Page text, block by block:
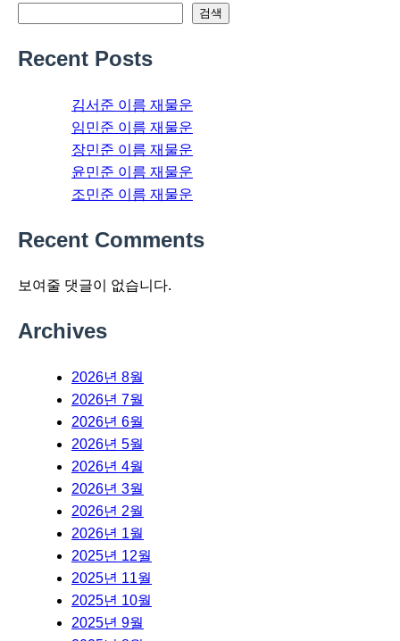
검색
Recent Posts
김서준 이름 재물운
임민준 이름 재물운
장민준 이름 재물운
윤민준 이름 재물운
조민준 이름 재물운
Recent Comments
보여줄 댓글이 없습니다.
Archives
2026년 8월
2026년 7월
2026년 6월
2026년 5월
2026년 4월
2026년 3월
2026년 2월
2026년 1월
2025년 12월
2025년 11월
2025년 10월
2025년 9월